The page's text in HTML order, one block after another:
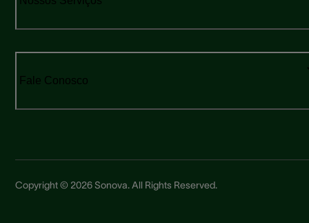
Fale Conosco
Copyright © 2026 Sonova. All Rights Reserved.